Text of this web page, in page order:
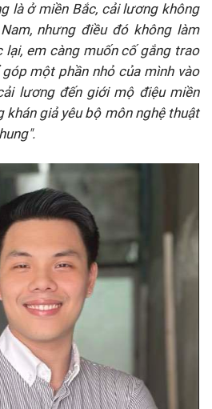
là ở miền Bắc, cải lương không
nhưng điều đó không làm
em càng muốn cố gắng trao
một phần nhỏ của mình vào
lương đến giới mộ điệu miền
khán giả yêu bộ môn nghệ thuật